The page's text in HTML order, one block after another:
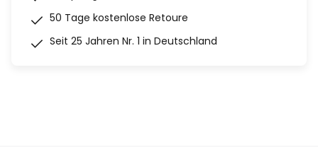
50 Tage kostenlose Retoure
Seit 25 Jahren Nr. 1 in Deutschland